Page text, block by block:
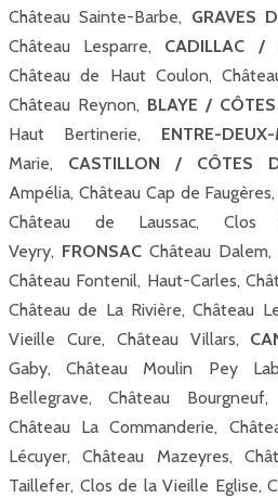
Château Sainte-Barbe, GRAVES
Château Lesparre, CADILLAC /
Château de Haut Coulon,
Château Reynon, BLAYE /
Haut Bertinerie, ENTRE-DEUX-
Marie, CASTILLON / CÔTES
Ampélia, Château Cap de
Château de Laussac, Clos
Veyry, FRONSAC Château
Château Fontenil, Haut-Carles,
Château de La Rivière, Château
Vieille Cure, Château Villars,
Gaby, Château Moulin Pey
Bellegrave, Château
Château La Commanderie,
Lécuyer, Château Mazeyres,
Taillefer, Clos de la Vieille Eglise,